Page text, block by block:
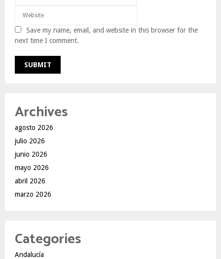
Save my name, email, and website in this browser for the
next time I comment.
Archives
agosto 2026
julio 2026
junio 2026
mayo 2026
abril 2026
marzo 2026
Categories
Andalucía